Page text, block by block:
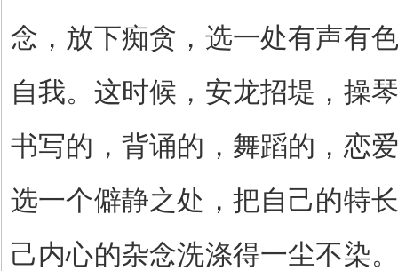
念，放下痴贪，选一处有声有
自我。这时候，安龙招堤，操
书写的，背诵的，舞蹈的，恋
选一个僻静之处，把自己的特
己内心的杂念洗涤得一尘不染